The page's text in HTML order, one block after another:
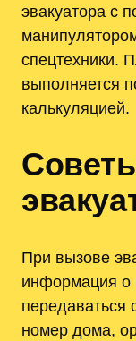
эвакуатора с
спецтехники.
выполняется
калькуляцией.
При вызове
информация о
передаваться
номер дома,